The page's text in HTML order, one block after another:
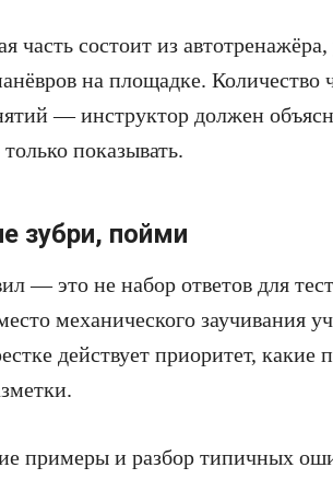
часть состоит из
на площадке. Количество
— инструктор должен
показывать.
зубри, пойми
— это не набор ответов для
механического заучивания
действует приоритет, какие
примеры и разбор типичных